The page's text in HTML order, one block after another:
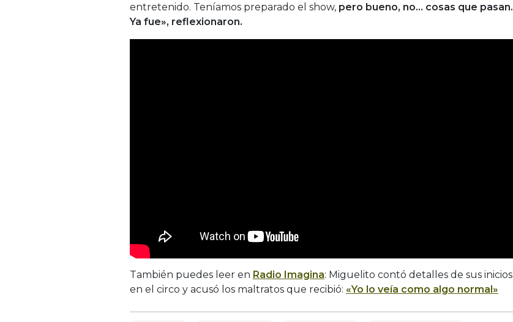
entretenido. Teníamos preparado el show, pero bueno, no… cosas que pasan.
Ya fue», reflexionaron.
También puedes leer en Radio Imagina: Miguelito contó detalles de sus inicios
en el circo y acusó los maltratos que recibió: «Yo lo veía como algo normal»